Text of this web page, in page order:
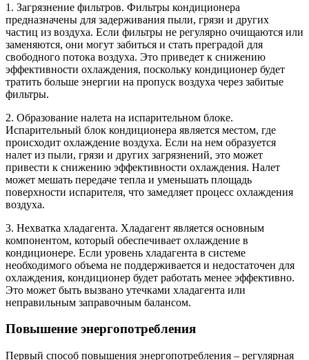
1. Загрязнение фильтров. Фильтры кондиционера
предназначены для задерживания пыли, грязи и других
частиц из воздуха. Если фильтры не регулярно очищаются или
заменяются, они могут забиться и стать преградой для
свободного потока воздуха. Это приведет к снижению
эффективности охлаждения, поскольку кондиционер будет
тратить больше энергии на пропуск воздуха через забитые
фильтры.
2. Образование налета на испарительном блоке.
Испарительный блок кондиционера является местом, где
происходит охлаждение воздуха. Если на нем образуется
налет из пыли, грязи и других загрязнений, это может
привести к снижению эффективности охлаждения. Налет
может мешать передаче тепла и уменьшать площадь
поверхности испарителя, что замедляет процесс охлаждения
воздуха.
3. Нехватка хладагента. Хладагент является основным
компонентом, который обеспечивает охлаждение в
кондиционере. Если уровень хладагента в системе
необходимого объема не поддерживается и недостаточен для
охлаждения, кондиционер будет работать менее эффективно.
Это может быть вызвано утечками хладагента или
неправильным заправочным балансом.
Повышение энергопотребления
Первый способ повышения энергопотребления – регулярная